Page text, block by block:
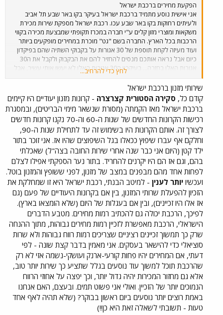
הפקעת מחירים ברכבת ישראל
אני אישית נוסע מתמיד ברכבת ישראל בעיקר בקו באר שבע תל אביב
ולעיתים רחוקות בקו באר שבע עכו. רכבת ישראל מספקת שירות מכירת
משקאות ומוצרי מזון קלים ע"י חברה במכרז תקופתי שמבצעת מכירה בקווי
הרכבות בכל הארץ. החברה בשם "גט" מוכרת במחירים מופקעים ביותר
ועוד מעיזה לקחת תוספת של 30 אגורות על בקבוקי השתיה שהם בפיקדון
כיום אבל נראה אותכם מנסים להחזיר להם את הבקבוק ולקבל את ה30
אגורות האלו בחזרה... בעיקרון ה30 אגורות האלו לא יעשו אותי עשיר, אבל
זה עניין עקרוני וחצוף מצד החברה הזכיינית. מעבר לכך הנוסעים ברכבת
הופכים לתלויים בשרותיה של אותה זכיינית שדואגת לסחוט את הכספים
היטב היטב מהנוסעים שרובם המכריע הוא חיילים. בגדול אפשר לשרוד את
הנסיעה מבאר שבע לתל אביב בלי לקנות שתיה או משהו לאכול כי זה
בסה"כ שעה....אבל קחו בחשבון שיש חיילים ונוסעים אחרים שעולים על
הרכבת בבאר שבע ויורדים ממנה בנהריה לאחר כמעט 4 שעות. החברה
מנצלת את היותה היחידה בתוך מערכת רכבת ישראל שמוכרת בתוך
הרכבת ובתחנות שימו לב שבתחנות הרכבת עצמן ז"א ברציפים אין מכונות
שתיה ודוכני ממכר כלשהן וזאת על מנת שלא לפגוע באותה זכיינית
שדואגת לדפוק את הנוסעים מכל כיוון אפשרי שהרי אם היו מכונות כאלו
אנשים היו יורדים מהרכבת קונים בכמה שניות ועולים על הרכבת בחזרה
בלי שום בעיה אני חושב שרכבת ישראל שגוף ממשלתי צריכה למנוע את
הסחטנות הזאת של חברת המכרז הזו שפועלת בתוך הרכבות כמונופול
הגוזל את כספי הנוסעים.
לחץ כדי להרחיב...
שירותי מזנון ברכבת ישראל
קודם כל, סקירה הסטורית קצרצרה - קרונות מזנון יעודיים היו קיימים
ברכבת ישראל מאז הקמתה (מסורת שנשאר מימי הבריטים), ובמסגרת
רכישות הקרונות החדשים של שנות ה-60 וה-70 נקנו קרונות חדשים
לצורך זה. אותם הקרונות היו בשימוש זה עד לתחילת שנות ה-90,
וחלקם אף עברו שיפוץ ככאלו בגל השיפוצים שהיו אז. אני זוכר בתור
ילד קטן (היום אני כבר שנה אחרי שירות החובה בצה"ל) שאכלתי
בהם, וגם אז הם היו יקרנים להחריד. בתור נער הספקתי אפילו לצלם
לפחות אחד מהם מבפנים במצב של מזנון, לפני ששופץ והמזנון בוטל.
ועכשיו יותר לענין - למיטב הבנתי, רכבת ישראל היא זו שמחלקת את
הזכיון להפעלת שרותי המזנון, בין אם בקרונות היעודיים של פעם (גם
אז אלו היו זכיינים), ובין אם בעגלות של היום (שלא הומצאו בארץ).
לפיכך, הרכבת יכולה גם להכתיב רמות מחירים. מטבע הדברים
הישראלי, הרכבת מאפשרת לזכיין רמות מחירים גבוהות, מתוך ההנחה
שרק כך תמשוך זכיינים רציניים שצריכים רמות רווח גבוהות ולא שרות
סוציאלי כדי להישאר בעסקים. אני מאמין בדבר קצת שונה - לפי
דעתי, אם המחירים יהיו פחות קורעי-ארנק ועושקי-נשמה אזי לא רק
שהרכבת תוכל למשוך עוד נוסעים בגלל שתציע כך שירות יותר טוב,
אלא גם מחזור המכירות יהיה גדול יותר, וכך יפצה על אחוזי הרווח
הנמוכים יותר של הזכיין. ואולי אני פשוט תמים. ובעצם, האם אנחנו
באמת רוצים יותר נוסעים ביום ראשון בבוקר? (שלא תהיה לאף אחד
טעות - תשובתי לשאלה זאת היא כן!!)